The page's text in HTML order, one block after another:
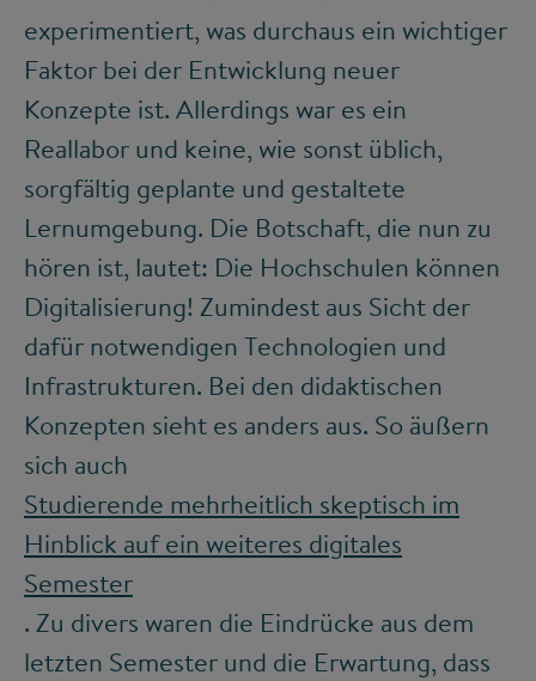
experimentiert, was durchaus ein wichtiger
Faktor bei der Entwicklung neuer
Konzepte ist. Allerdings war es ein
Reallabor und keine, wie sonst üblich,
sorgfältig geplante und gestaltete
Lernumgebung. Die Botschaft, die nun zu
hören ist, lautet: Die Hochschulen können
Digitalisierung! Zumindest aus Sicht der
dafür notwendigen Technologien und
Infrastrukturen. Bei den didaktischen
Konzepten sieht es anders aus. So äußern
sich auch
Studierende mehrheitlich skeptisch im
Hinblick auf ein weiteres digitales
Semester
. Zu divers waren die Eindrücke aus dem
letzten Semester und die Erwartung, dass